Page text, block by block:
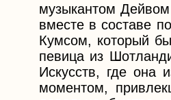
музыкантом
вместе в составе
Кумсом, который
певица из
Искусств, где она
моментом,